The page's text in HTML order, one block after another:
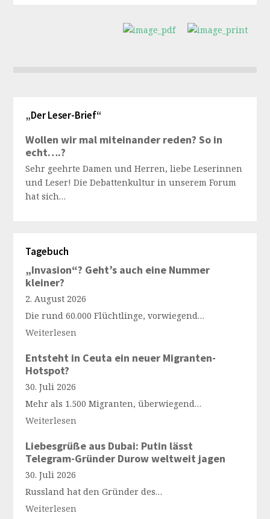
„Der Leser-Brief“
Wollen wir mal miteinander reden? So in
echt….?
Sehr geehrte Damen und Herren, liebe Leserinnen
und Leser! Die Debattenkultur in unserem Forum
hat sich…
Tagebuch
„Invasion“? Geht’s auch eine Nummer
kleiner?
2. August 2026
Die rund 60.000 Flüchtlinge, vorwiegend…
Weiterlesen
Entsteht in Ceuta ein neuer Migranten-
Hotspot?
30. Juli 2026
Mehr als 1.500 Migranten, überwiegend…
Weiterlesen
Liebesgrüße aus Dubai: Putin lässt
Telegram-Gründer Durow weltweit jagen
30. Juli 2026
Russland hat den Gründer des…
Weiterlesen